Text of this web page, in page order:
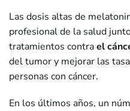
Las dosis altas de
profesional de la salud
tratamientos contrael
del tumor y mejorar las
personas con cáncer.
En los últimos años, un